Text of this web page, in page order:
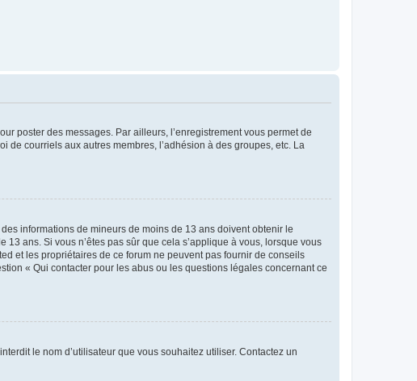
poster des messages. Par ailleurs, l’enregistrement vous permet de
courriels aux autres membres, l’adhésion à des groupes, etc. La
informations de mineurs de moins de 13 ans doivent obtenir le
ans. Si vous n’êtes pas sûr que cela s’applique à vous, lorsque vous
et les propriétaires de ce forum ne peuvent pas fournir de conseils
« Qui contacter pour les abus ou les questions légales concernant ce
le nom d’utilisateur que vous souhaitez utiliser. Contactez un